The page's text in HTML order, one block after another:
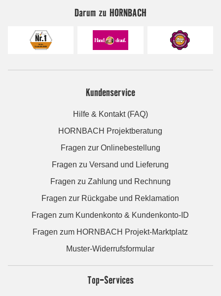
Darum zu HORNBACH
Kundenservice
Hilfe & Kontakt (FAQ)
HORNBACH Projektberatung
Fragen zur Onlinebestellung
Fragen zu Versand und Lieferung
Fragen zu Zahlung und Rechnung
Fragen zur Rückgabe und Reklamation
Fragen zum Kundenkonto & Kundenkonto-ID
Fragen zum HORNBACH Projekt-Marktplatz
Muster-Widerrufsformular
Top-Services